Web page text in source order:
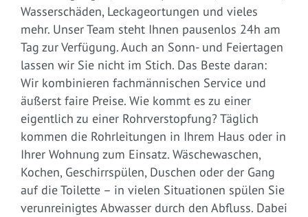
Wasserschäden, Leckageortungen und vieles
mehr. Unser Team steht Ihnen pausenlos 24h am
Tag zur Verfügung. Auch an Sonn- und Feiertagen
lassen wir Sie nicht im Stich. Das Beste daran:
Wir kombinieren fachmännischen Service und
äußerst faire Preise. Wie kommt es zu einer
eigentlich zu einer Rohrverstopfung? Täglich
kommen die Rohrleitungen in Ihrem Haus oder in
Ihrer Wohnung zum Einsatz. Wäschewaschen,
Kochen, Geschirrspülen, Duschen oder der Gang
auf die Toilette – in vielen Situationen spülen Sie
verunreinigtes Abwasser durch den Abfluss. Dabei